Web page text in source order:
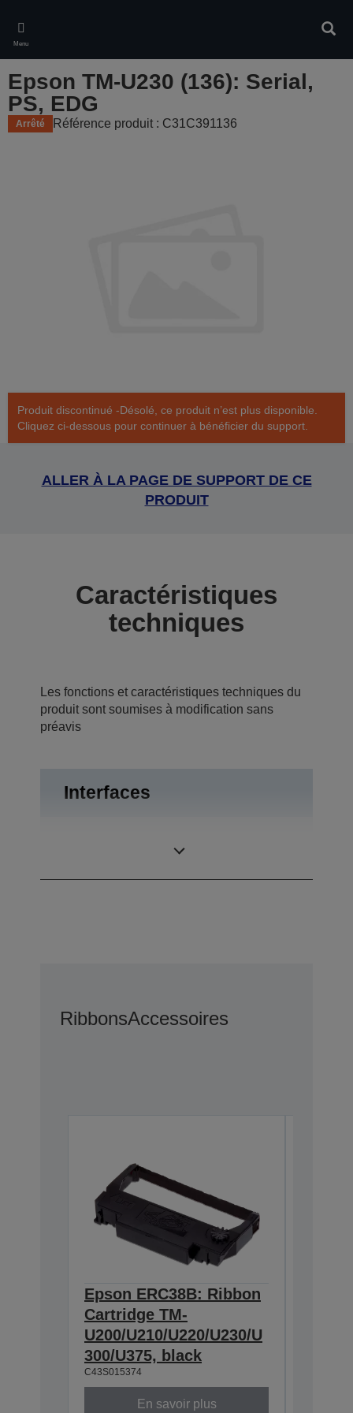
main
content
Menu
Epson TM-U230 (136): Serial,
PS, EDG
Arrêté Référence produit : C31C391136
Produit discontinué -Désolé, ce produit n’est plus disponible.
Cliquez ci-dessous pour continuer à bénéficier du support.
ALLER À LA PAGE DE SUPPORT DE CE
PRODUIT
Caractéristiques
techniques
Les fonctions et caractéristiques techniques du
produit sont soumises à modification sans
préavis
Interfaces
RibbonsAccessoires
Epson ERC38B: Ribbon
Cartridge TM-
U200/U210/U220/U230/U
300/U375, black
C43S015374
En savoir plus